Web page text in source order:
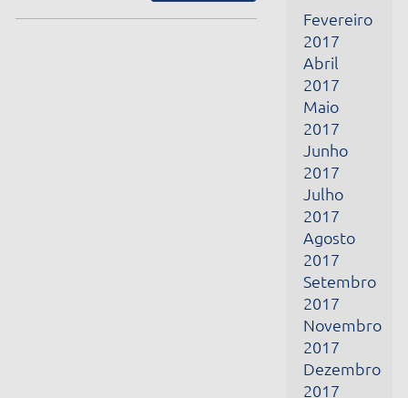
2017
Maio
2017
Junho
2017
Julho
2017
Agosto
2017
Setembro
2017
Novembro
2017
Dezembro
2017
Janeiro
2018
Março
2018
Abril